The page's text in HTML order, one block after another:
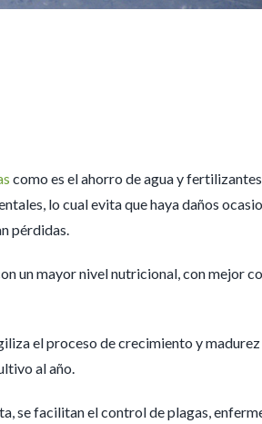
como es el ahorro de agua y
lo cual evita que haya daños
pérdidas.
un mayor nivel nutricional, con mejor
el proceso de crecimiento y
al año.
se facilitan el control de plagas,